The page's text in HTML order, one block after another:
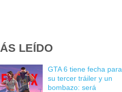
LEÍDO
GTA 6 tiene fecha para
su tercer tráiler y un
bombazo: será